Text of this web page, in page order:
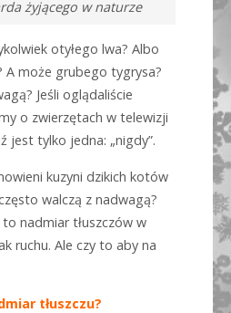
żyjącego w naturze
otyłego lwa? Albo
A może grubego tygrysa?
Jeśli oglądaliście
o zwierzętach w telewizji
jest tylko jedna: „nigdy”.
kuzyni dzikich kotów
walczą z nadwagą?
nadmiar tłuszczów w
ruchu. Ale czy to aby na
tłuszczu?